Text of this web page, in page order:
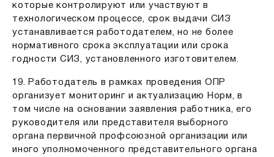
которые контролируют или участвуют в
технологическом процессе, срок выдачи СИЗ
устанавливается работодателем, но не более
нормативного срока эксплуатации или срока
годности СИЗ, установленного изготовителем.
19. Работодатель в рамках проведения ОПР
организует мониторинг и актуализацию Норм, в
том числе на основании заявления работника, его
руководителя или представителя выборного
органа первичной профсоюзной организации или
иного уполномоченного представительного органа